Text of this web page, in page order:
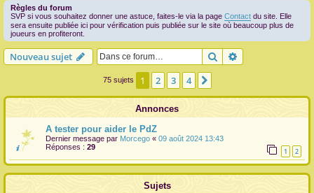
Règles du forum
SVP si vous souhaitez donner une astuce, faites-le via la page Contact du site. Elle
sera ensuite publiée ici pour vérification puis publiée sur le site où beaucoup plus de
joueurs en profiteront.
Nouveau sujet Rechercher
75 sujets 1 2 3 4
Annonces
A tester pour aider le PdZ
Dernier message par Morcego « 09 août 2024 13:43
Réponses : 29 1 2
Sujets